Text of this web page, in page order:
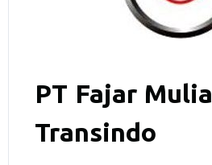
PT Fajar Mulia
Transindo